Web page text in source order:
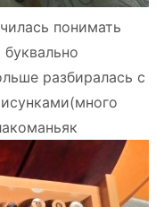
понимать
разбиралась с